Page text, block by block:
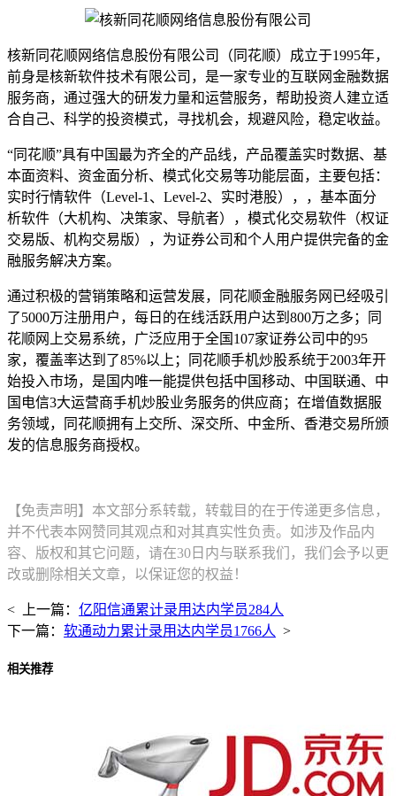
核新同花顺网络信息股份有限公司（同花顺）成立于1995年，
前身是核新软件技术有限公司，是一家专业的互联网金融数据
服务商，通过强大的研发力量和运营服务，帮助投资人建立适
合自己、科学的投资模式，寻找机会，规避风险，稳定收益。
“同花顺”具有中国最为齐全的产品线，产品覆盖实时数据、基
本面资料、资金面分析、模式化交易等功能层面，主要包括：
实时行情软件（Level-1、Level-2、实时港股），，基本面分
析软件（大机构、决策家、导航者），模式化交易软件（权证
交易版、机构交易版），为证券公司和个人用户提供完备的金
融服务解决方案。
通过积极的营销策略和运营发展，同花顺金融服务网已经吸引
了5000万注册用户，每日的在线活跃用户达到800万之多；同
花顺网上交易系统，广泛应用于全国107家证券公司中的95
家，覆盖率达到了85%以上；同花顺手机炒股系统于2003年开
始投入市场，是国内唯一能提供包括中国移动、中国联通、中
国电信3大运营商手机炒股业务服务的供应商；在增值数据服
务领域，同花顺拥有上交所、深交所、中金所、香港交易所颁
发的信息服务商授权。
【免责声明】本文部分系转载，转载目的在于传递更多信息，
并不代表本网赞同其观点和对其真实性负责。如涉及作品内
容、版权和其它问题，请在30日内与联系我们，我们会予以更
改或删除相关文章，以保证您的权益！
< 上一篇： 亿阳信通累计录用达内学员284人
下一篇： 软通动力累计录用达内学员1766人 >
相关推荐